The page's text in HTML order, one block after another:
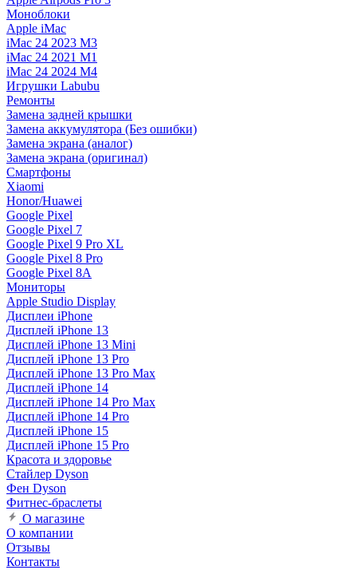
Моноблоки
Apple iMac
iMac 24 2023 M3
iMac 24 2021 M1
iMac 24 2024 M4
Игрушки Labubu
Ремонты
Замена задней крышки
Замена аккумулятора (Без ошибки)
Замена экрана (аналог)
Замена экрана (оригинал)
Смартфоны
Xiaomi
Honor/Huawei
Google Pixel
Google Pixel 7
Google Pixel 9 Pro XL
Google Pixel 8 Pro
Google Pixel 8A
Мониторы
Apple Studio Display
Дисплеи iPhone
Дисплей iPhone 13
Дисплей iPhone 13 Mini
Дисплей iPhone 13 Pro
Дисплей iPhone 13 Pro Max
Дисплей iPhone 14
Дисплей iPhone 14 Pro Max
Дисплей iPhone 14 Pro
Дисплей iPhone 15
Дисплей iPhone 15 Pro
Красота и здоровье
Стайлер Dyson
Фен Dyson
Фитнес-браслеты
О магазине
О компании
Отзывы
Контакты